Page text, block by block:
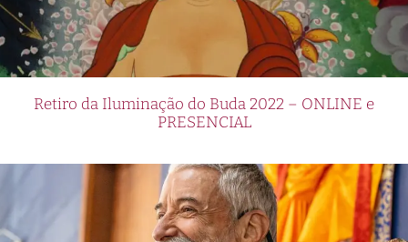
Retiro da Iluminação do Buda 2022 – ONLINE e
PRESENCIAL